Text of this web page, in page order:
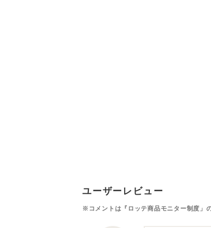
ユーザーレビュー
※コメントは『ロッテ商品モニター制度」